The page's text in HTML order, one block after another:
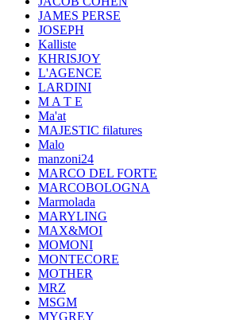
JAMES PERSE
JOSEPH
Kalliste
KHRISJOY
L'AGENCE
LARDINI
M A T E
Ma'at
MAJESTIC filatures
Malo
manzoni24
MARCO DEL FORTE
MARCOBOLOGNA
Marmolada
MARYLING
MAX&MOI
MOMONI
MONTECORE
MOTHER
MRZ
MSGM
MYGREY